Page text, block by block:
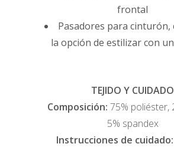
frontal
Pasadores para cinturón,
la opción de estilizar con
TEJIDO Y CUIDADO
Composición: 75% poliéster,
5% spandex
Instrucciones de cuidado: